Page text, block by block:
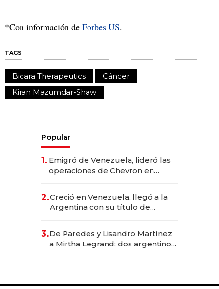
*Con información de Forbes US.
TAGS
Bicara Therapeutics
Cáncer
Kiran Mazumdar-Shaw
Popular
1. Emigró de Venezuela, lideró las
operaciones de Chevron en
2.Creció en Venezuela, llegó a la
Argentina con su título de
las marcas "fast premium"
3.De Paredes y Lisandro Martínez
a Mirtha Legrand: dos argentinos